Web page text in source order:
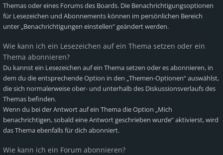
Themas oder eines Forums des Boards. Die Benachrichtigungsoptionen
für Lesezeichen und Abonnements können im persönlichen Bereich
unter „Benachrichtigungen einstellen“ geändert werden.
Wie kann ich ein Lesezeichen auf ein Thema setzen oder ein
Thema abonnieren?
Du kannst ein Lesezeichen auf ein Thema setzen oder es abonnieren, in
dem du die entsprechende Option in den „Themen-Optionen“ auswählst,
die sich normalerweise ober- und unterhalb des Diskussionsverlaufs des
Themas befinden.
Wenn du bei der Antwort auf ein Thema die Option „Mich
benachrichtigen, sobald eine Antwort geschrieben wurde“ aktivierst, wird
das Thema ebenfalls für dich abonniert.
Wie kann ich ein Forum abonnieren?